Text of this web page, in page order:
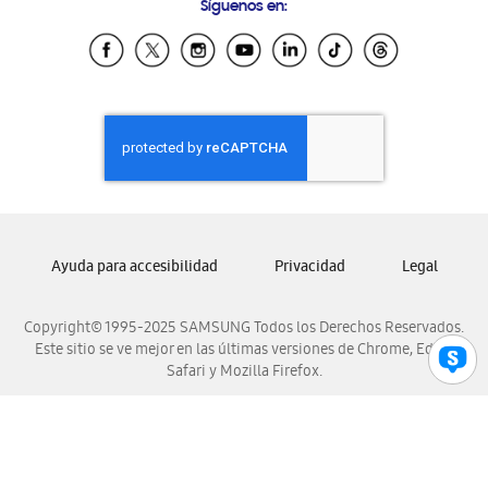
Samsung Ecuador
Samsung El Salvador
Samsung Honduras
Samsung Nicaragua
Samsung Panamá
Samsung Venezuela
Síguenos en:
Copyright© 1995-2025 SAMSUNG Todos los Derechos Reservados.
Este sitio se ve mejor en las últimas versiones de Chrome, Edge,
Safari y Mozilla Firefox.
Ayuda para accesibilidad Privacidad Legal